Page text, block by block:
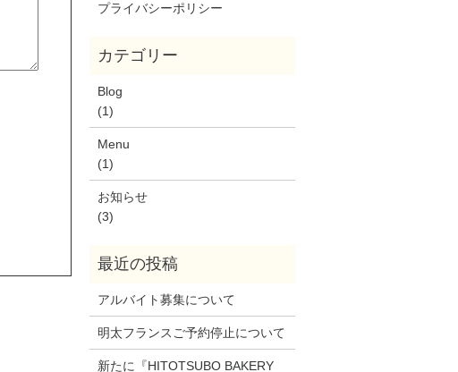
プライバシーポリシー
Blog
(1)
Menu
(1)
お知らせ
(3)
アルバイト募集について
明太フランスご予約停止について
新たに『HITOTSUBO BAKERY